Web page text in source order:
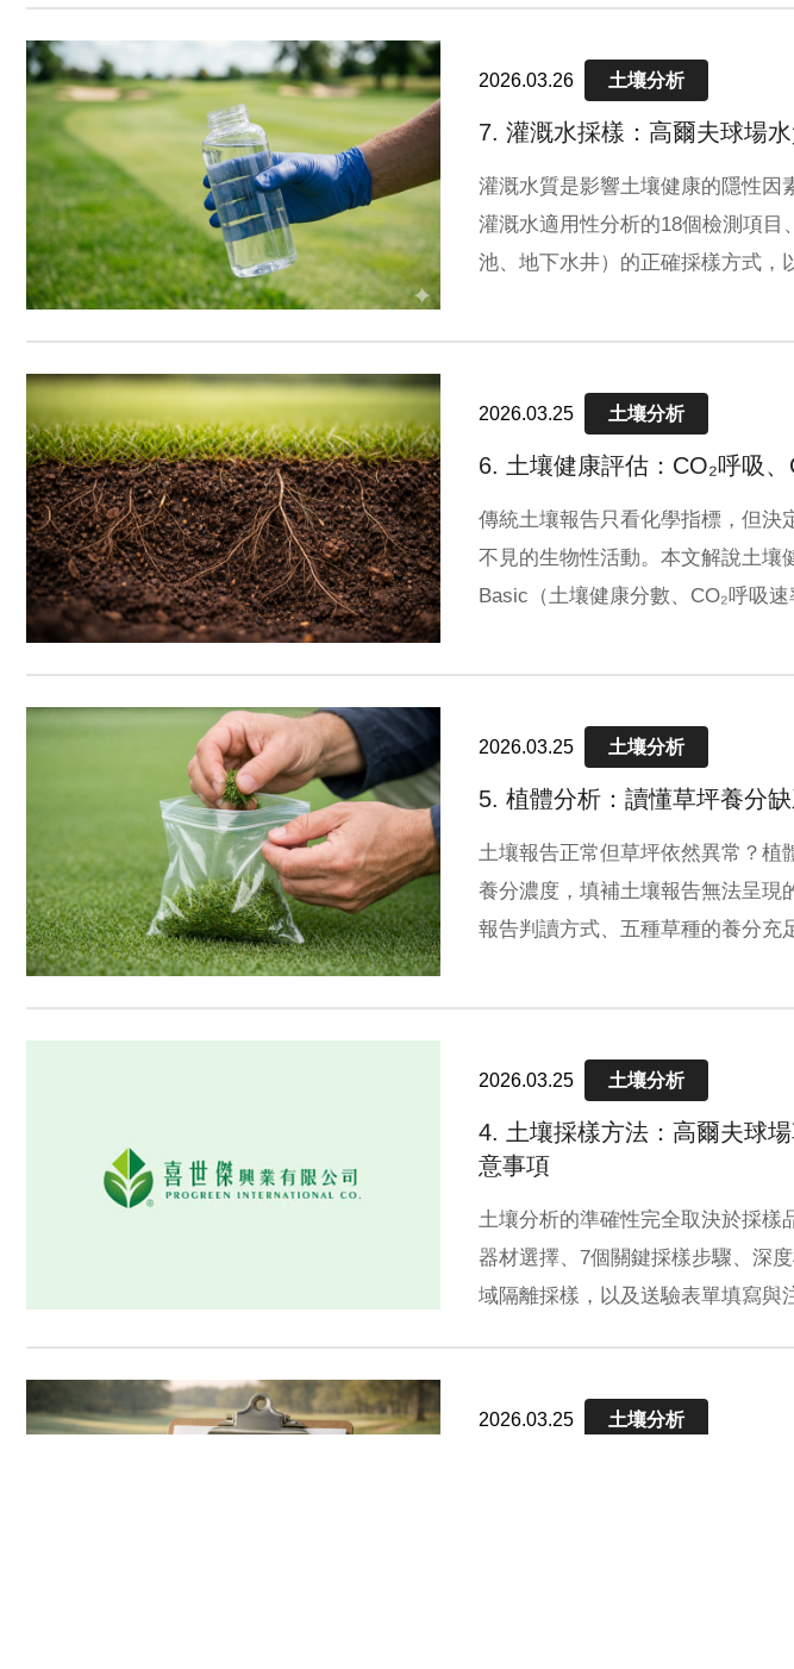
2026.03.26 土壤分析
7. 灌溉水採樣：高爾夫球場
灌溉水質是影響土壤健康的隱性因
灌溉水適用性分析的18個檢測項目
池、地下水井）的正確採樣方式，
2026.03.25 土壤分析
6. 土壤健康評估：CO₂呼吸
傳統土壤報告只看化學指標，但決
不見的生物性活動。本文解說土壤
Basic（土壤健康分數、CO₂呼吸
評估），幫助草坪管理者全面掌握
2026.03.25 土壤分析
5. 植體分析：讀懂草坪養分
土壤報告正常但草坪依然異常？植
養分濃度，填補土壤報告無法呈現
報告判讀方式、五種草種的養分充
與缺乏症狀完整解說。
2026.03.25 土壤分析
4. 土壤採樣方法：高爾夫球場
意事項
土壤分析的準確性完全取決於採樣
器材選擇、7個關鍵採樣步驟、深
域隔離採樣，以及送驗表單填寫與
2026.03.25 土壤分析